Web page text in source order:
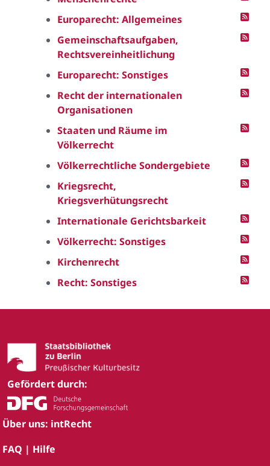
Europarecht: Allgemeines
Gemeinschaftsaufgaben,
Rechtsvereinheitlichung
Europarecht: Sonstiges
Recht der internationalen
Organisationen
Staaten und Räume im
Völkerrecht
Völkerrechtliche Sondergebiete
Kriegsrecht,
Kriegsverhütungsrecht
Internationale Gerichtsbarkeit
Völkerrecht: Sonstiges
Kirchenrecht
Recht: Sonstiges
Gefördert durch:
Über uns: intRecht
FAQ | Hilfe